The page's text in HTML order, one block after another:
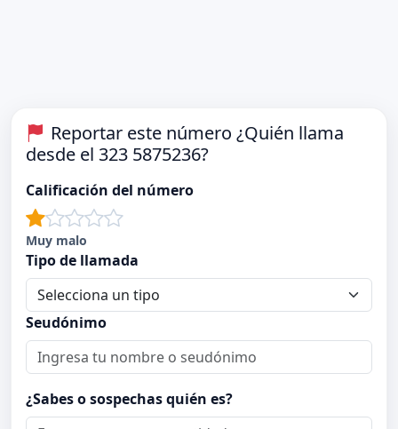
Reportar este número ¿Quién llama
desde el 323 5875236?
Calificación del número
Muy malo
Tipo de llamada
Seudónimo
¿Sabes o sospechas quién es?